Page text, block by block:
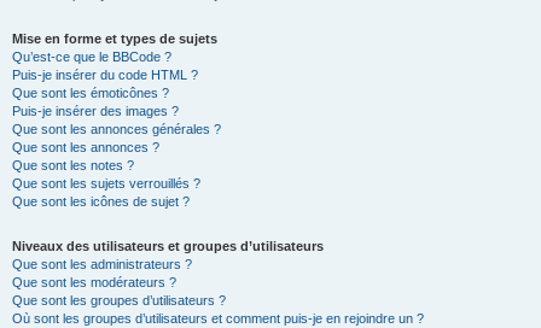
Mise en forme et types de sujets
Qu’est-ce que le BBCode ?
Puis-je insérer du code HTML ?
Que sont les émoticônes ?
Puis-je insérer des images ?
Que sont les annonces générales ?
Que sont les annonces ?
Que sont les notes ?
Que sont les sujets verrouillés ?
Que sont les icônes de sujet ?
Niveaux des utilisateurs et groupes d’utilisateurs
Que sont les administrateurs ?
Que sont les modérateurs ?
Que sont les groupes d’utilisateurs ?
Où sont les groupes d’utilisateurs et comment puis-je en rejoindre un ?